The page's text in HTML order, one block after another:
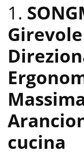
1.
cucina